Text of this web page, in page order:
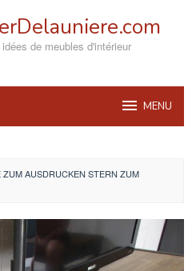
de meubles d'intérieur
MENU
ZUM AUSDRUCKEN STERN ZUM